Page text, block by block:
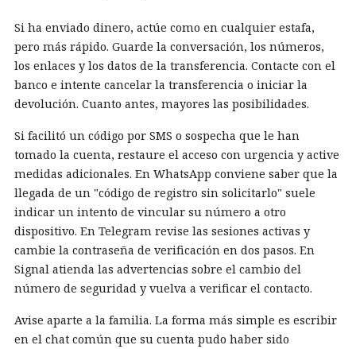
Si ha enviado dinero, actúe como en cualquier estafa,
pero más rápido. Guarde la conversación, los números,
los enlaces y los datos de la transferencia. Contacte con el
banco e intente cancelar la transferencia o iniciar la
devolución. Cuanto antes, mayores las posibilidades.
Si facilitó un código por SMS o sospecha que le han
tomado la cuenta, restaure el acceso con urgencia y active
medidas adicionales. En WhatsApp conviene saber que la
llegada de un "código de registro sin solicitarlo" suele
indicar un intento de vincular su número a otro
dispositivo. En Telegram revise las sesiones activas y
cambie la contraseña de verificación en dos pasos. En
Signal atienda las advertencias sobre el cambio del
número de seguridad y vuelva a verificar el contacto.
Avise aparte a la familia. La forma más simple es escribir
en el chat común que su cuenta pudo haber sido